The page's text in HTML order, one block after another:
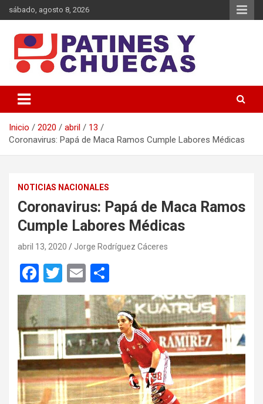
Saltar
al
sábado, agosto 8, 2026
Patines y Chuecas
Inicio 2020 abril
13
Coronavirus: Papá de Maca Ramos Cumple Labores Médicas
NOTICIAS NACIONALES
Coronavirus: Papá de Maca Ramos
Cumple Labores Médicas
abril 13, 2020 Jorge Rodríguez Cáceres
F
a
ce
b
o
o
k
T
wi
tt
er
E
m
ail
o
m
p
ar
tir